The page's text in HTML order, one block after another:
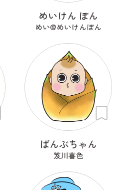
めいけん ぽん
めい@めいけんぽん
ばんぶちゃん
笈川喜色